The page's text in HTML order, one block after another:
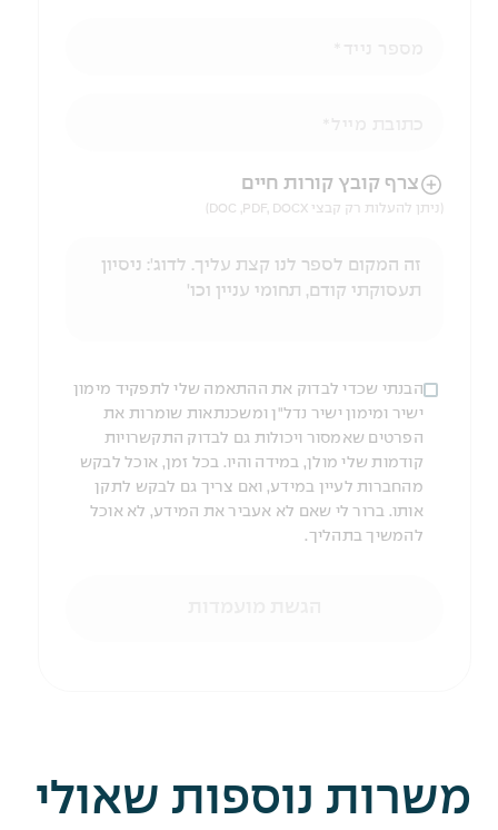
הניווט לאחר העלאת הקובץ באמצעות מקש ה-TAB
צרף קובץ קורות חיים
(ניתן להעלות רק קבצי DOC ,PDF, DOCX)
הבנתי שכדי לבדוק את ההתאמה שלי לתפקיד מימון
ישיר ומימון ישיר נדל"ן ומשכנתאות שומרות את
הפרטים שאמסור ויכולות גם לבדוק התקשרויות
קודמות שלי מולן, במידה והיו. בכל זמן, אוכל לבקש
מהחברות לעיין במידע, ואם צריך גם לבקש לתקן
אותו. ברור לי שאם לא אעביר את המידע, לא אוכל
להמשיך בתהליך.
משרות נוספות שאולי